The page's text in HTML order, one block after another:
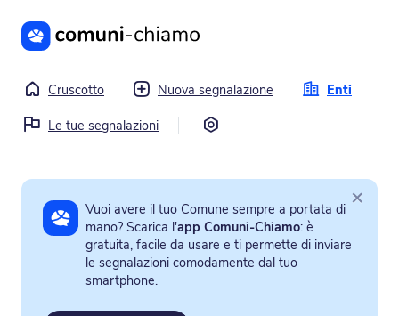
Vai al contenuto principale
Cruscotto Nuova segnalazione
Enti
Le tue segnalazioni
Vuoi avere il tuo Comune sempre a portata di
mano? Scarica l'app Comuni-Chiamo: è
gratuita, facile da usare e ti permette di inviare
le segnalazioni comodamente dal tuo
smartphone.
×